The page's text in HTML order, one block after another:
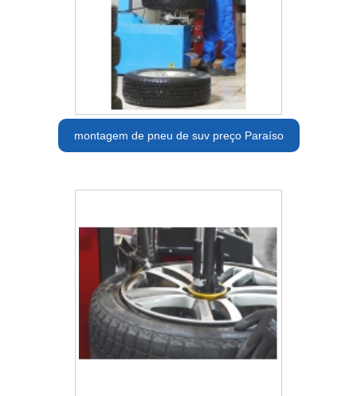
montagem de pneu de suv preço Paraíso